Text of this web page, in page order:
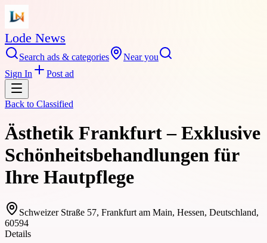
Lode News
Search ads & categories
Near you
Sign In
Post ad
Back to Classified
Ästhetik Frankfurt – Exklusive
Schönheitsbehandlungen für
Ihre Hautpflege
Schweizer Straße 57, Frankfurt am Main, Hessen, Deutschland,
60594
Details